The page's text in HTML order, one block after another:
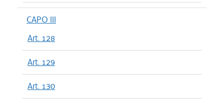
CAPO III
Art. 128
Art. 129
Art. 130